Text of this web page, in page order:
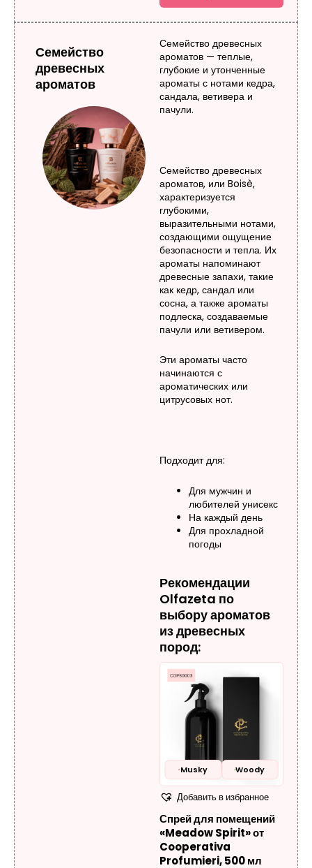
Семейство
древесных
ароматов
Семейство древесных
ароматов — теплые,
глубокие и утонченные
ароматы с нотами кедра,
сандала, ветивера и
пачули.
Семейство древесных
ароматов, или Boisè,
характеризуется
глубокими,
выразительными нотами,
создающими ощущение
безопасности и тепла. Их
ароматы напоминают
древесные запахи, такие
как кедр, сандал или
сосна, а также ароматы
подлеска, создаваемые
пачули или ветивером.
Эти ароматы часто
начинаются с
ароматических или
цитрусовых нот.
Подходит для:
Для мужчин и
любителей унисекс
На каждый день
Для прохладной
погоды
Рекомендации
Olfazeta по
выбору ароматов
из древесных
пород:
Musky Woody
Добавить в избранное
Спрей для помещений
«Meadow Spirit» от
Cooperativa
Profumieri, 500 мл